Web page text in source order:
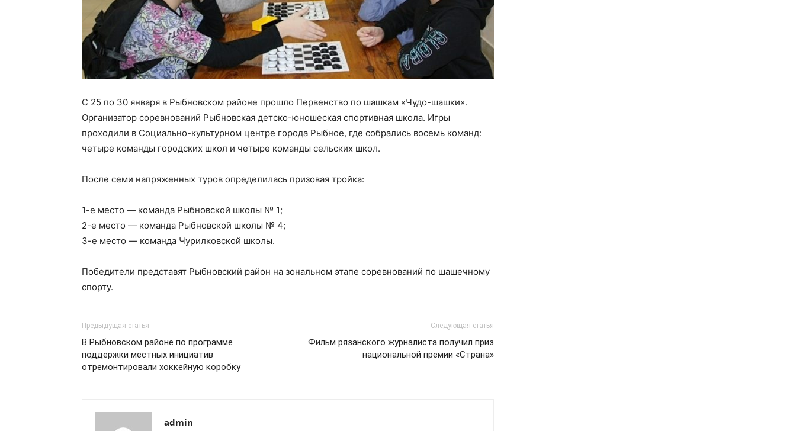
С 25 по 30 января в Рыбновском районе прошло Первенство по шашкам «Чудо-шашки».
Организатор соревнований Рыбновская детско-юношеская спортивная школа. Игры
проходили в Социально-культурном центре города Рыбное, где собрались восемь команд:
четыре команды городских школ и четыре команды сельских школ.
После семи напряженных туров определилась призовая тройка:
1-е место — команда Рыбновской школы № 1;
2-е место — команда Рыбновской школы № 4;
3-е место — команда Чурилковской школы.
Победители представят Рыбновский район на зональном этапе соревнований по шашечному
спорту.
Предыдущая статья
В Рыбновском районе по программе
поддержки местных инициатив
отремонтировали хоккейную коробку
Следующая статья
Фильм рязанского журналиста получил приз
национальной премии «Страна»
admin